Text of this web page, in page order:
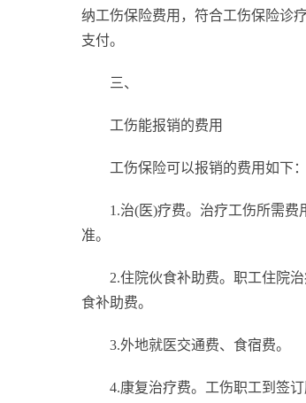
纳工伤保险费用，符合工伤保险诊
支付。
三、
工伤能报销的费用
工伤保险可以报销的费用如下：
1.治(医)疗费。治疗工伤所需
准。
2.住院伙食补助费。职工住院
食补助费。
3.外地就医交通费、食宿费。
4.康复治疗费。工伤职工到签